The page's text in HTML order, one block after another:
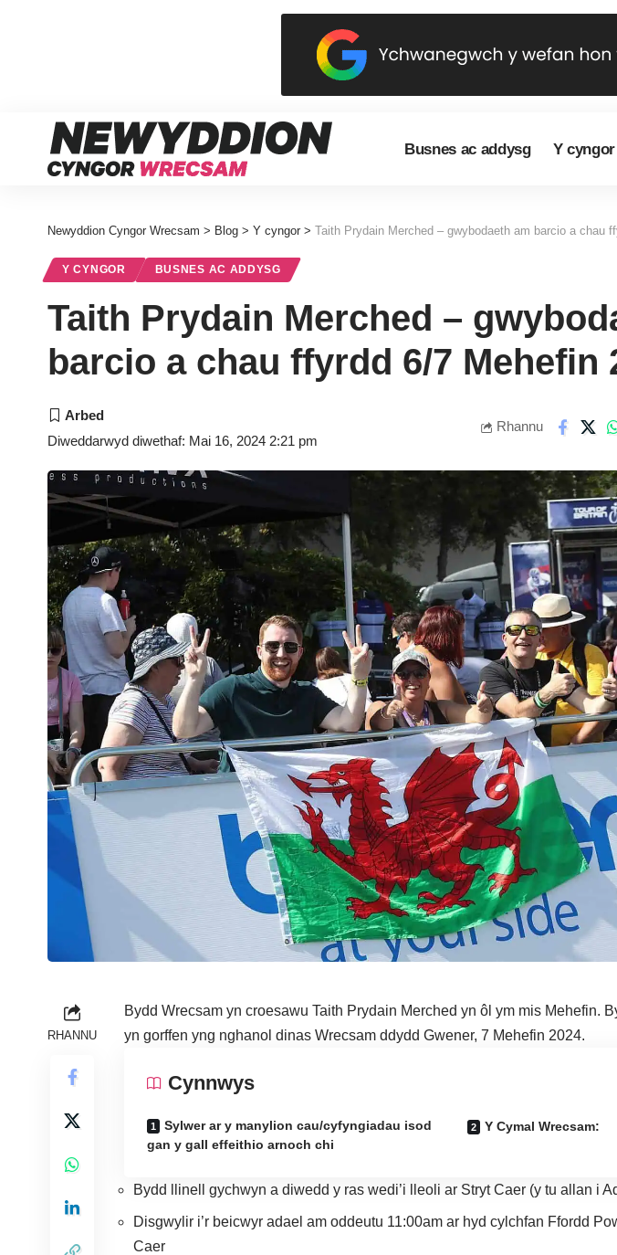
Busnes ac addysg Y cyngor
Newyddion Cyngor Wrecsam > Blog > Y cyngor > Taith Prydain Merched – gwybodaeth am barcio a chau
Y CYNGOR BUSNES AC ADDYSG
Taith Prydain Merched –
barcio a chau ffyrdd 6/7 Mehefin
Diweddarwyd diwethaf: Mai 16, 2024 2:21 pm
Rhannu
RHANNU
Bydd Wrecsam yn croesawu Taith Prydain Merched yn ôl ym mis Mehefin.
yn gorffen yng nghanol dinas Wrecsam ddydd Gwener, 7 Mehefin 2024.
Cynnwys
Sylwer ar y manylion cau/cyfyngiadau isod
gan y gall effeithio arnoch chi
Y Cymal Wrecsam:
Bydd llinell gychwyn a diwedd y ras wedi’i lleoli ar Stryt Caer (y tu allan i
Disgwylir i’r beicwyr adael am oddeutu 11:00am ar hyd cylchfan Ffordd
Caer